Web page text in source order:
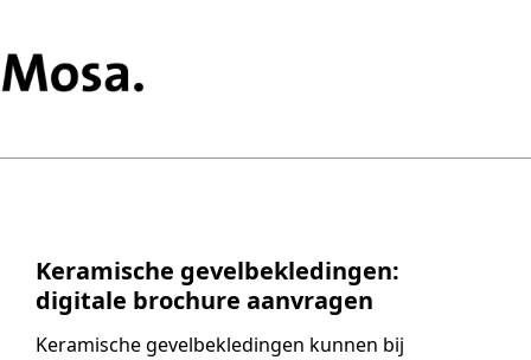
Keramische gevelbekledingen:
digitale brochure aanvragen
Keramische gevelbekledingen kunnen bij